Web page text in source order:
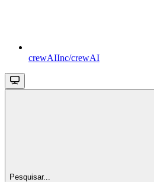
crewAIInc/crewAI
Pesquisar...